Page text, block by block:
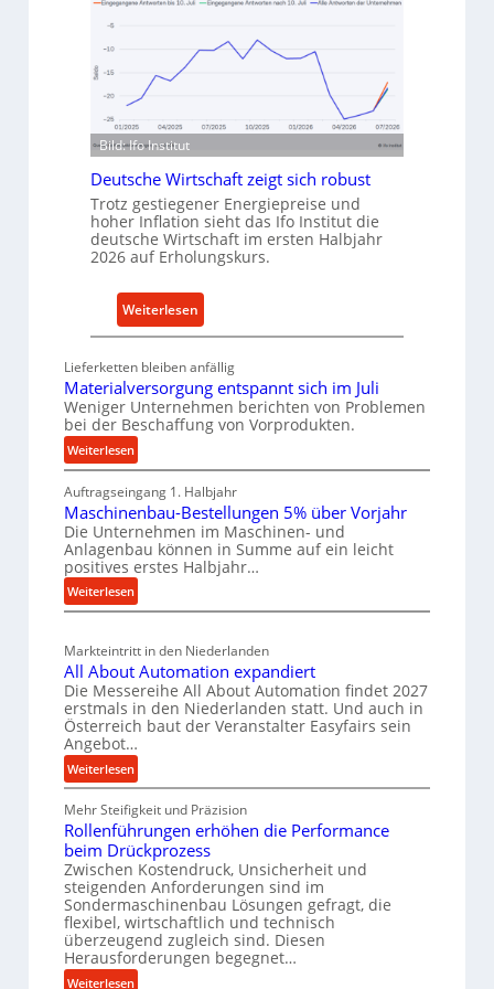
n
d
u
s
t
r
i
e
-
E
r
s
a
t
z
e
i
l
e
n
i
h
d
n
a
c
h
a
l
i
g
e
e
r
k
z
e
g
a
u
p
r
e
s
s
e
Bild: Ifo Institut
Deutsche Wirtschaft zeigt sich robust
Trotz gestiegener Energiepreise und
hoher Inflation sieht das Ifo Institut die
deutsche Wirtschaft im ersten Halbjahr
2026 auf Erholungskurs.
Weiterlesen:
D
u
t
s
h
e
W
r
s
h
a
f
t
i
g
t
s
i
c
h
r
Lieferketten bleiben anfällig
Materialversorgung entspannt sich im Juli
Weniger Unternehmen berichten von Problemen
bei der Beschaffung von Vorprodukten.
Weiterlesen:
M
a
t
e
r
i
a
l
e
r
s
o
u
n
g
e
n
t
s
p
a
n
Auftragseingang 1. Halbjahr
Maschinenbau-Bestellungen 5% über Vorjahr
Die Unternehmen im Maschinen- und
Anlagenbau können in Summe auf ein leicht
positives erstes Halbjahr…
Weiterlesen:
M
s
c
h
i
n
e
n
a
u
B
e
s
t
e
Markteintritt in den Niederlanden
All About Automation expandiert
Die Messereihe All About Automation findet 2027
erstmals in den Niederlanden statt. Und auch in
Österreich baut der Veranstalter Easyfairs sein
Angebot…
Weiterlesen:
A
l
l
A
b
o
u
t
A
u
Mehr Steifigkeit und Präzision
Rollenführungen erhöhen die Performance
beim Drückprozess
Zwischen Kostendruck, Unsicherheit und
steigenden Anforderungen sind im
Sondermaschinenbau Lösungen gefragt, die
flexibel, wirtschaftlich und technisch
überzeugend zugleich sind. Diesen
Herausforderungen begegnet…
Weiterlesen: